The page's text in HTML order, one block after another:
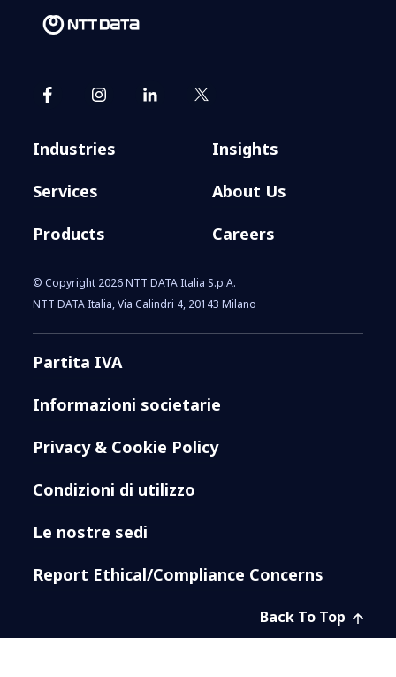
Industries
Services
Products
Insights
About Us
Careers
© Copyright 2026 NTT DATA Italia S.p.A.
NTT DATA Italia, Via Calindri 4, 20143 Milano
Partita IVA
Informazioni societarie
Privacy & Cookie Policy
Condizioni di utilizzo
Le nostre sedi
Report Ethical/Compliance Concerns
Back To Top